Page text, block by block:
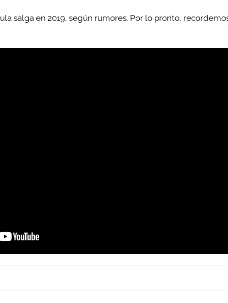
salga en 2019, según rumores. Por lo pronto,